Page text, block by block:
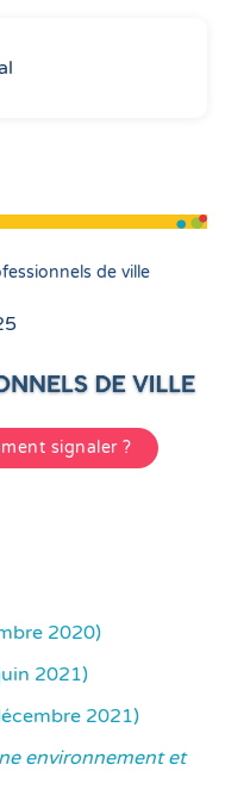
de ville
signaler ?
2020)
2021)
2021)
environnement et